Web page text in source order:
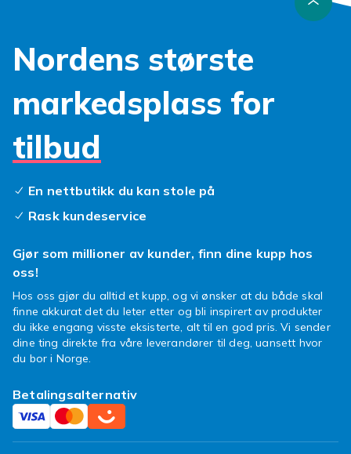
gir den en robust innpakning mot hverdagens
slag og riper.
Velg et
samsung galaxy s5 active lommebok
som reflekterer din unike stil. Enten du
fargerikt design, har vi noe for enhver smak.
Hvertlommebok deksel samsung galaxy s5
activetilbyr ikke bare sikker lagring for dine
praktisk stativfunksjon, perfekt for videoer på
active etuiog opplev den perfekte balansen
Gjør din Samsung Galaxy S5 Active komplett
med et smartdeksel samsung galaxy s5
activefra vårt utvalg. Beskytt mobilen,
organiser hverdagen og vis frem din stil, alt i
beste!
Nordens største
markedsplass for
tilbud
En nettbutikk du kan stole på
Rask kundeservice
Gjør som millioner av kunder, finn dine kupp hos
oss!
Hos oss gjør du alltid et kupp, og vi ønsker at du både skal
finne akkurat det du leter etter og bli inspirert av produkter
du ikke engang visste eksisterte, alt til en god pris. Vi sender
dine ting direkte fra våre leverandører til deg, uansett hvor
du bor i Norge.
Betalingsalternativ